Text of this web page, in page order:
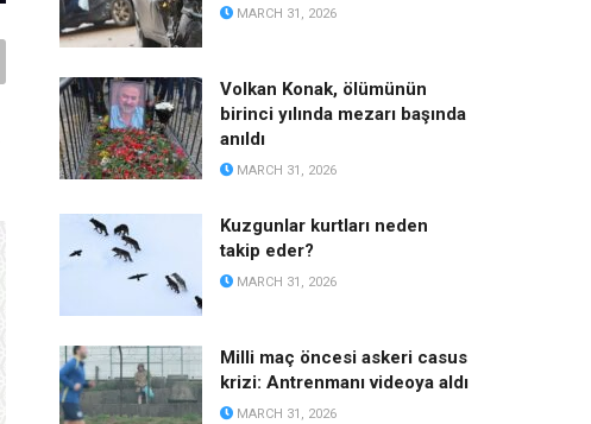
MARCH 31, 2026
Volkan Konak, ölümünün
birinci yılında mezarı başında
anıldı
MARCH 31, 2026
Kuzgunlar kurtları neden
takip eder?
MARCH 31, 2026
Milli maç öncesi askeri casus
krizi: Antrenmanı videoya aldı
MARCH 31, 2026